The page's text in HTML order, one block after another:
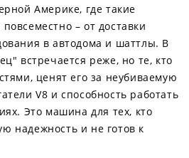
Америке, где такие
– от доставки
в автодома и шаттлы. В
встречается реже, но те, кто
ценят его за неубиваемую
V8 и способность работать
Это машина для тех, кто
надежность и не готов к